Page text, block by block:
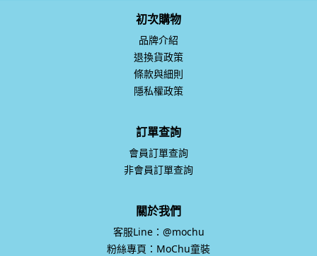
初次購物
品牌介紹
退換貨政策
條款與細則
隱私權政策
訂單查詢
會員訂單查詢
非會員訂單查詢
關於我們
客服Line：@mochu
粉絲專頁：MoChu童裝